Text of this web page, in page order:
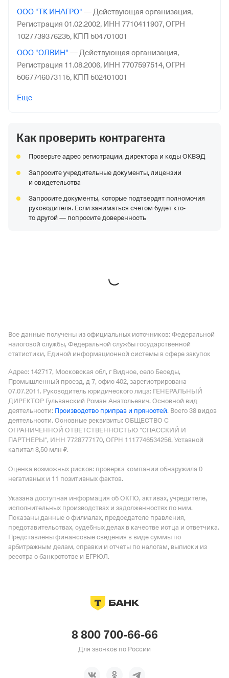
ООО "ТК ИНАГРО" — Действующая организация,
Регистрация 01.02.2002, ИНН 7710411907,ОГРН
1027739376235, КПП 504701001
ООО "ОЛВИН" — Действующая организация,
Регистрация 11.08.2006, ИНН 7707597514,ОГРН
5067746073115, КПП 502401001
ООО "Гранд-Стар"
ООО "ЗЕМЛЯНСКМОЛОКО"—Действующая
3662054476,ОГРН 1033676500175,КПП 362801001
ООО КОМПАНИЯ "ДУКАТ"—Действующая
организация,
5837028410,ОГРН 1065837031743,КПП 583501001
ООО "КУХМАСТЕР"—Действующая организация,
КПП 712301001
Еще
Как проверить контрагента
Проверьте адрес регистрации, директора и коды ОКВЭД
Запросите учредительные документы, лицензии
и свидетельства
Запросите документы, которые подтвердят полномочия
руководителя. Если заниматься счетом будет кто-
то другой — попросите доверенность
Все данные получены из официальных источников: Федеральной
налоговой службы, Федеральной службы государственной
статистики, Единой информационной системы в сфере закупок
Адрес: 142717, Московская обл, г Видное, село Беседы,
Промышленный проезд, д 7, офис 402, зарегистрирована
07.07.2011. Руководитель юридического лица: ГЕНЕРАЛЬНЫЙ
ДИРЕКТОР Гульванский Роман Анатольевич. Основной вид
деятельности: Производство приправ и пряностей. Всего 38 видов
деятельности. Основные реквизиты: ОБЩЕСТВО С
ОГРАНИЧЕННОЙ ОТВЕТСТВЕННОСТЬЮ "СПАССКИЙ И
ПАРТНЕРЫ", ИНН 7728777170, ОГРН 1117746534256. Уставной
капитал 8,50 млн ₽.
Оценка возможных рисков: проверка компании обнаружила 0
негативных и 11 позитивных фактов.
Указана доступная информация об ОКПО, активах, учредителе,
исполнительных производствах и задолженностях по ним.
Показаны данные о филиалах, председателе правления,
представительствах, судебных делах в качестве истца и ответчика.
Представлены финансовые сведения в виде суммы по
арбитражным делам, справки и отчеты по налогам, выписки из
реестра о банкротстве и ЕГРЮЛ.
8 800 700-66-66
Для звонков по России